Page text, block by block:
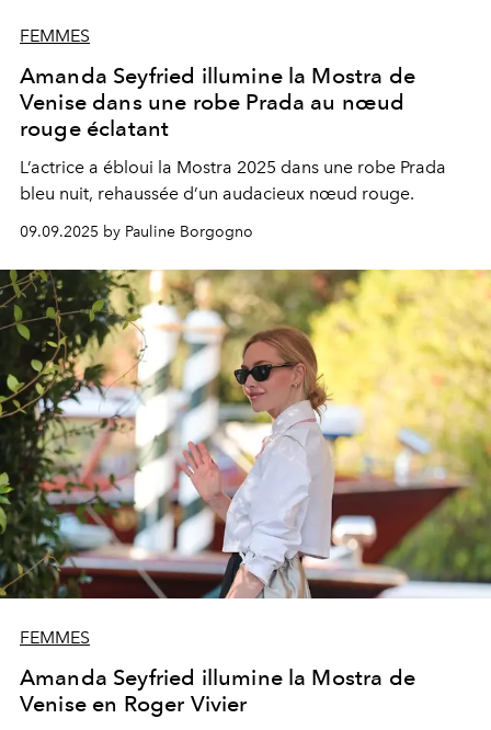
FEMMES
Amanda Seyfried illumine la Mostra de
Venise dans une robe Prada au nœud
rouge éclatant
L’actrice a ébloui la Mostra 2025 dans une robe Prada
bleu nuit, rehaussée d’un audacieux nœud rouge.
09.09.2025 by Pauline Borgogno
FEMMES
Amanda Seyfried illumine la Mostra de
Venise en Roger Vivier